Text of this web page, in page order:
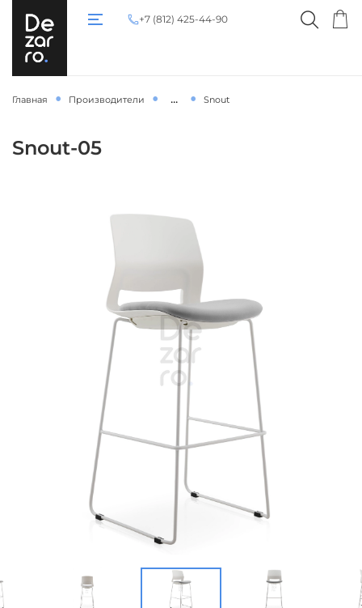
+7 (812) 425-44-90
Главная Производители ... Snout
Snout-05